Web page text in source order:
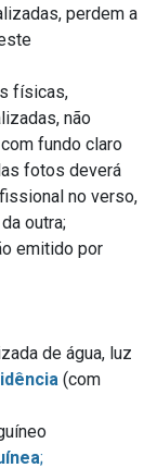
perdem a
físicas,
não
fundo claro
fotos deverá
no verso,
outra;
emitido por
de água, luz
(com
;